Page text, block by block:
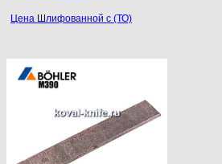
Цена Шлифованной с (ТО)